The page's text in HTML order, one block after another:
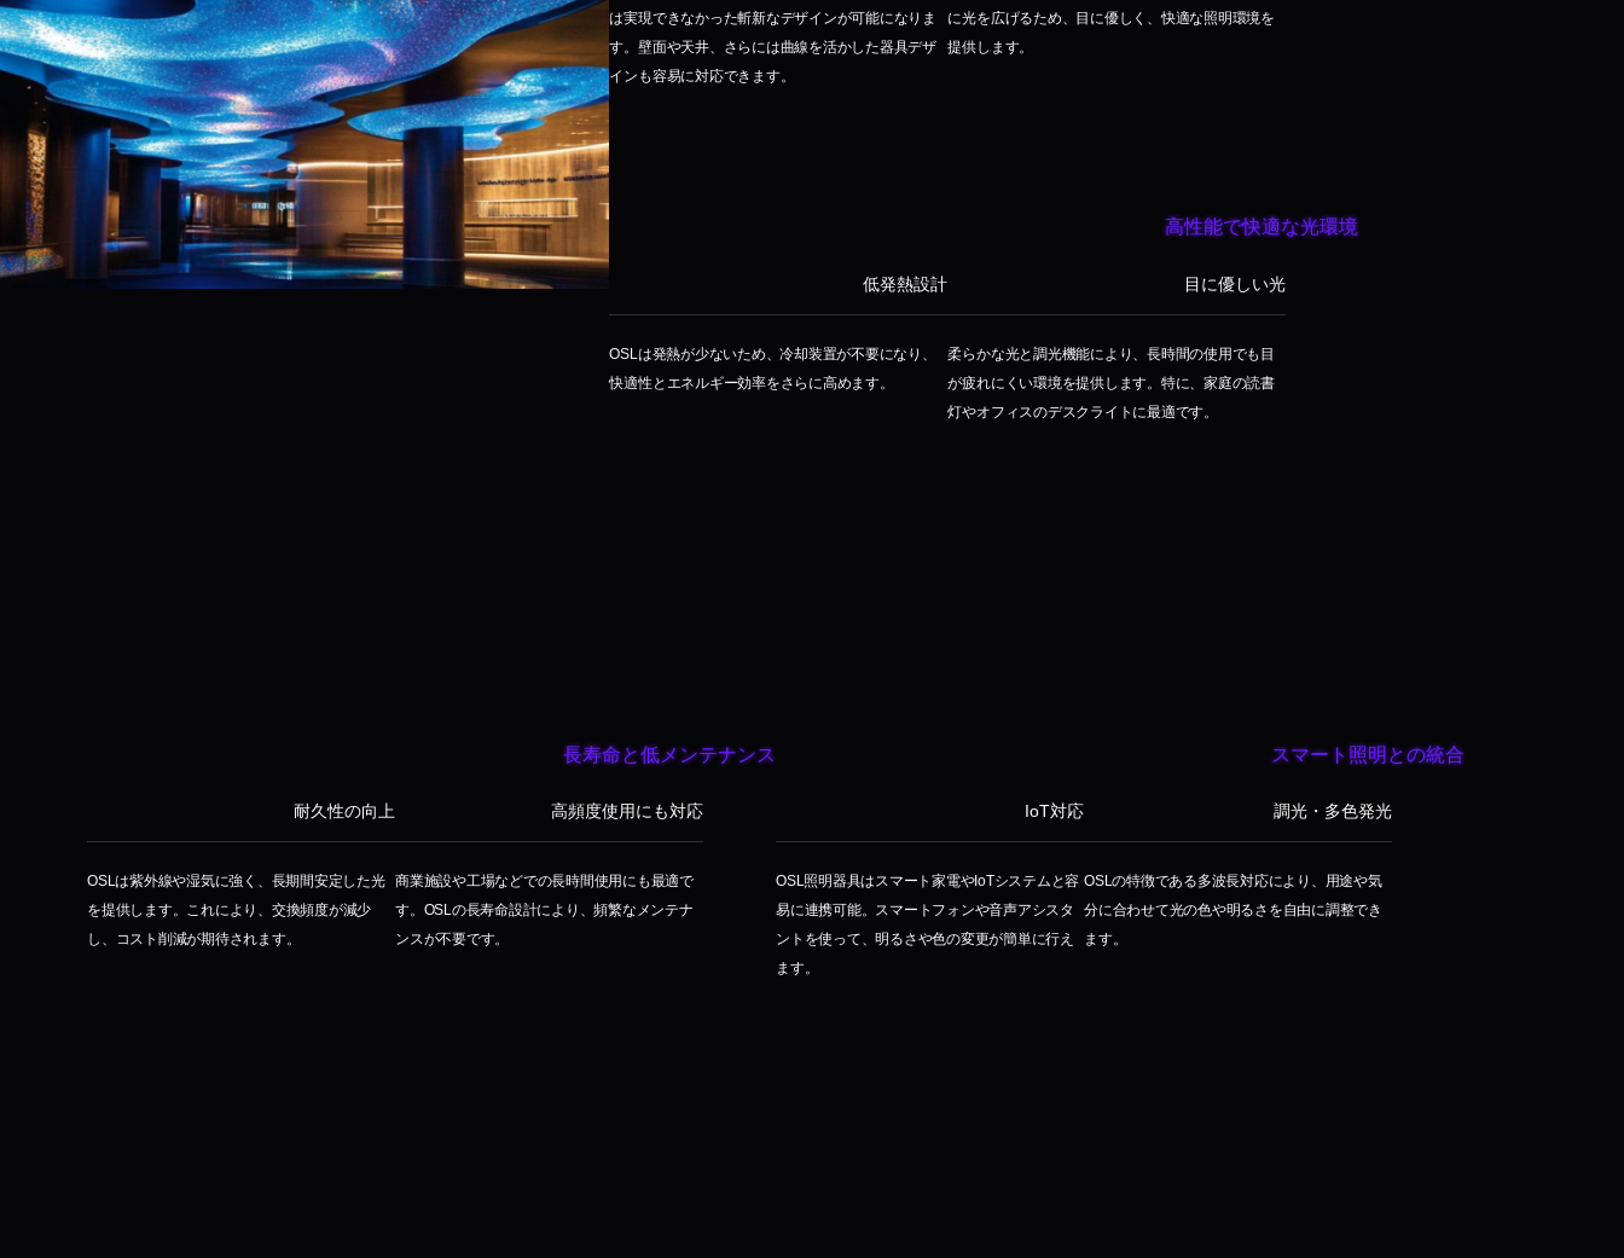
は実現できなかった斬新なデザインが可能になりま
す。壁面や天井、さらには曲線を活かした器具デザ
インも容易に対応できます。
に光を広げるため、目に優しく、快適な照明環境を
提供します。
高性能で快適な光環境
低発熱設計
OSLは発熱が少ないため、冷却装置が不要になり、
快適性とエネルギー効率をさらに高めます。
目に優しい光
柔らかな光と調光機能により、長時間の使用でも目
が疲れにくい環境を提供します。特に、家庭の読書
灯やオフィスのデスクライトに最適です。
長寿命と低メンテナンス
耐久性の向上
OSLは紫外線や湿気に強く、長期間安定した光
を提供します。これにより、交換頻度が減少
し、コスト削減が期待されます。
高頻度使用にも対応
商業施設や工場などでの長時間使用にも最適で
す。OSLの長寿命設計により、頻繁なメンテナ
ンスが不要です。
スマート照明との統合
IoT対応
OSL照明器具はスマート家電やIoTシステムと容
易に連携可能。スマートフォンや音声アシスタ
ントを使って、明るさや色の変更が簡単に行え
ます。
調光・多色発光
OSLの特徴である多波長対応により、用途や気
分に合わせて光の色や明るさを自由に調整でき
ます。